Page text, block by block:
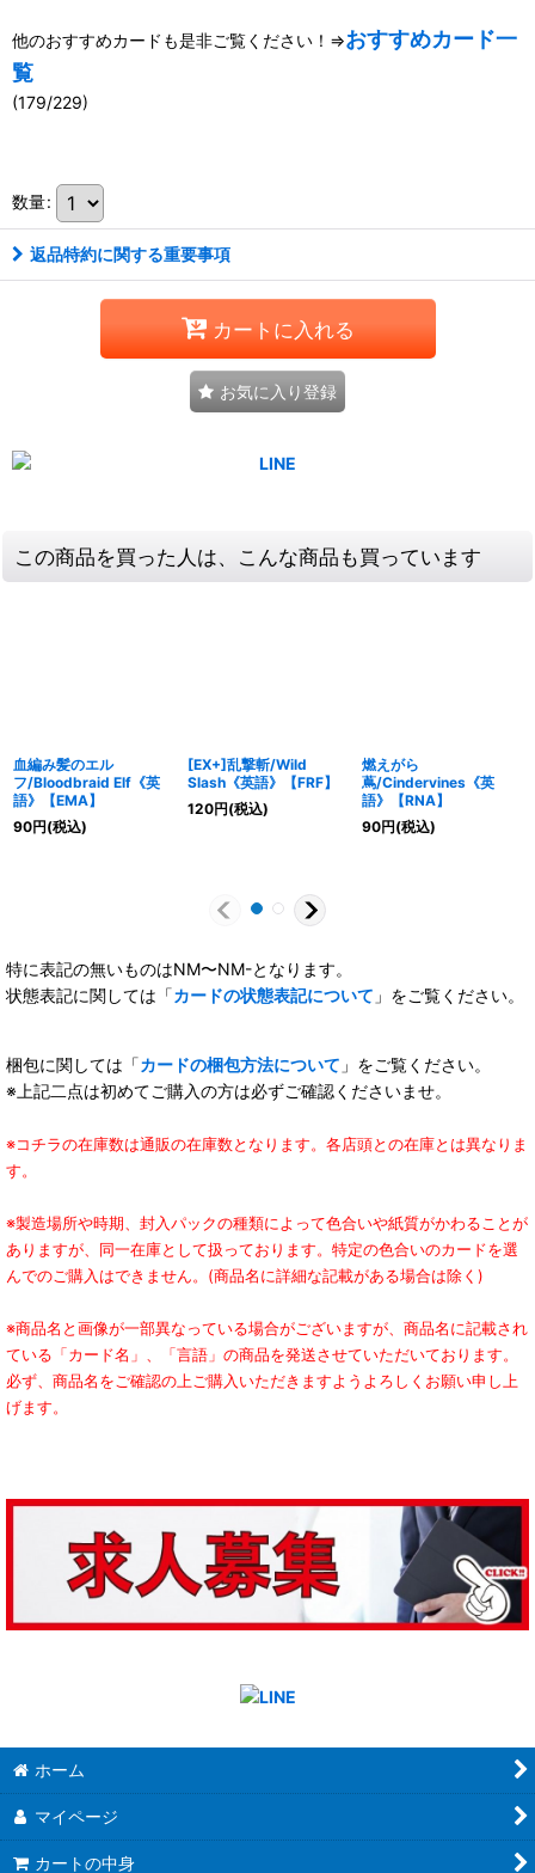
他のおすすめカードも是非ご覧ください！⇒おすすめカード一
覧
(179/229)
数量:
返品特約に関する重要事項
カートに入れる
お気に入り登録
この商品を買った人は、こんな商品も買っています
血編み髪のエル
フ/Bloodbraid Elf《英
語》【EMA】
90円(税込)
[EX+]乱撃斬/Wild
Slash《英語》【FRF】
120円(税込)
燃えがら
蔦/Cindervines《英
語》【RNA】
90円(税込)
特に表記の無いものはNM〜NM-となります。
状態表記に関しては「カードの状態表記について 」をご覧ください。
梱包に関しては「カードの梱包方法について 」をご覧ください。
※上記二点は初めてご購入の方は必ずご確認くださいませ。
※コチラの在庫数は通販の在庫数となります。各店頭との在庫とは異なりま
す。
※製造場所や時期、封入パックの種類によって色合いや紙質がかわることが
ありますが、同一在庫として扱っております。特定の色合いのカードを選
んでのご購入はできません。(商品名に詳細な記載がある場合は除く)
※商品名と画像が一部異なっている場合がございますが、商品名に記載され
ている「カード名」、「言語」の商品を発送させていただいております。
必ず、商品名をご確認の上ご購入いただきますようよろしくお願い申し上
げます。
ホーム
マイページ
カートの中身